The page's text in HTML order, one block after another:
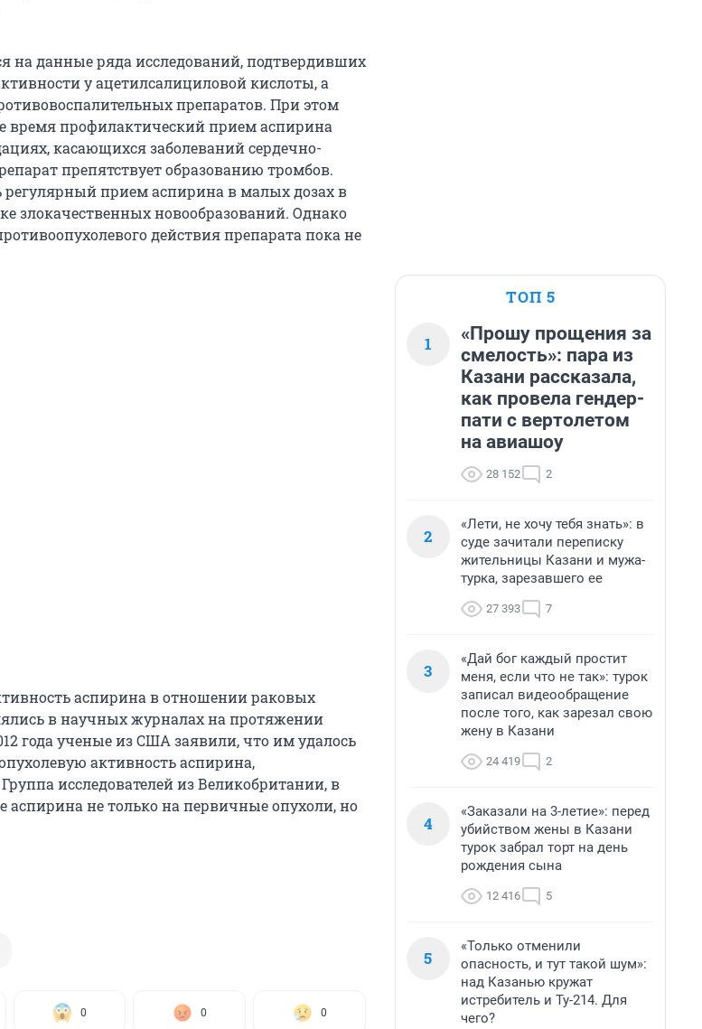
на данные ряда исследований, подтвердивших
у ацетилсалициловой кислоты, а
препаратов. При этом
время профилактический прием аспирина
касающихся заболеваний сердечно-
препятствует образованию тромбов.
прием аспирина в малых дозах в
злокачественных новообразований. Однако
действия препарата пока не
аспирина в отношении раковых
в научных журналах на протяжении
года ученые из США заявили, что им удалось
активность аспирина,
исследователей из Великобритании, в
аспирина не только на первичные опухоли, но
0 0 0
ТОП 5
1
«Прошу прощения за
смелость»: пара из
Казани рассказала,
как провела гендер-
пати с вертолетом
на авиашоу
28 152 2
2
«Лети, не хочу тебя знать»: в
суде зачитали переписку
жительницы Казани и мужа-
турка, зарезавшего ее
27 393 7
3
«Дай бог каждый простит
меня, если что не так»: турок
записал видеообращение
после того, как зарезал свою
жену в Казани
24 419 2
4
«Заказали на 3-летие»: перед
убийством жены в Казани
турок забрал торт на день
рождения сына
12 416 5
5
«Только отменили
опасность, и тут такой шум»:
над Казанью кружат
истребитель и Ту-214. Для
чего?